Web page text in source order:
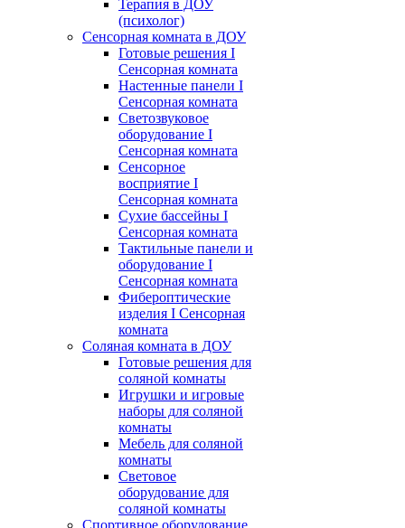
Терапия в ДОУ
(психолог)
Сенсорная комната в ДОУ
Готовые решения I
Сенсорная комната
Настенные панели I
Сенсорная комната
Светозвуковое
оборудование I
Сенсорная комната
Сенсорное
восприятие I
Сенсорная комната
Сухие бассейны I
Сенсорная комната
Тактильные панели и
оборудование I
Сенсорная комната
Фибероптические
изделия I Сенсорная
комната
Соляная комната в ДОУ
Готовые решения для
соляной комнаты
Игрушки и игровые
наборы для соляной
комнаты
Мебель для соляной
комнаты
Световое
оборудование для
соляной комнаты
Спортивное оборудование